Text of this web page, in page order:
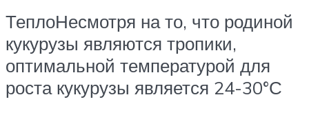
ТеплоНесмотря на то, что родиной
кукурузы являются тропики,
оптимальной температурой для
роста кукурузы является 24-30°С